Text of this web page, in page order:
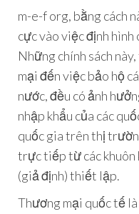
m-e-f org, bằng cách
cực vào việc định
Những chính sách
mại đến việc bảo hộ
nước, đều có ảnh
nhập khẩu của các
quốc gia trên thị
trực tiếp từ các khuôn
(giả định) thiết lập.
Thương mại quốc tế